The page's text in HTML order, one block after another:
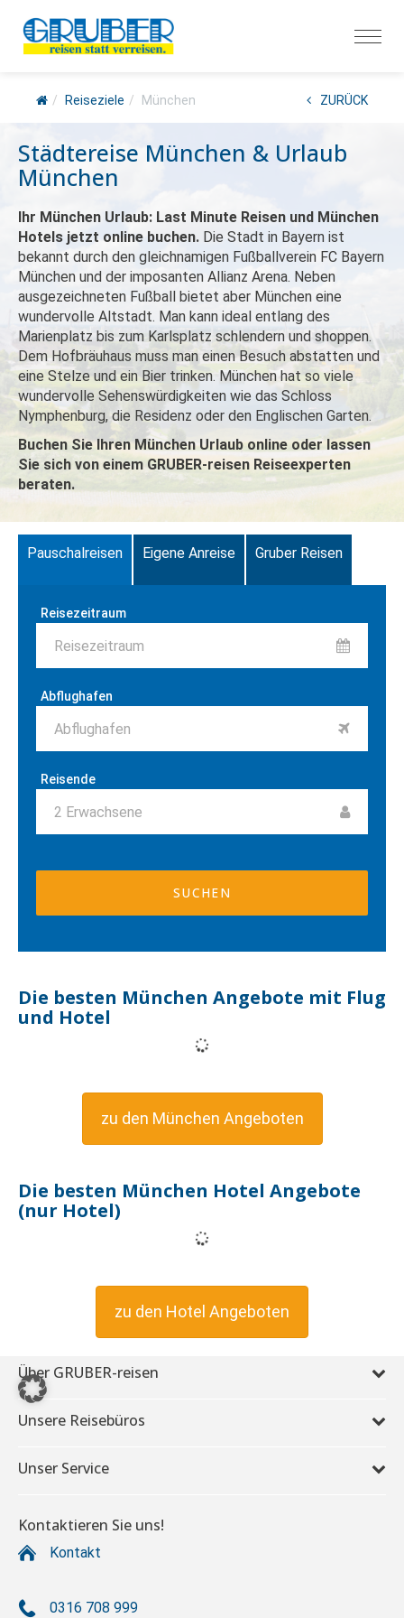
Reiseziele München ZURÜCK
Städtereise München & Urlaub
München
Ihr München Urlaub: Last Minute Reisen und München
Hotels jetzt online buchen. Die Stadt in Bayern ist
bekannt durch den gleichnamigen Fußballverein FC Bayern
München und der imposanten Allianz Arena. Neben
ausgezeichneten Fußball bietet aber München eine
wundervolle Altstadt. Man kann ideal entlang des
Marienplatz bis zum Karlsplatz schlendern und shoppen.
Dem Hofbräuhaus muss man einen Besuch abstatten und
eine Stelze und ein Bier trinken. München hat so viele
wundervolle Sehenswürdigkeiten wie das Schloss
Nymphenburg, die Residenz oder den Englischen Garten.
Buchen Sie Ihren München Urlaub online oder lassen
Sie sich von einem GRUBER-reisen Reiseexperten
beraten.
Pauschalreisen Eigene Anreise Gruber Reisen
Reisezeitraum
Reisezeitraum
Abflughafen
Abflughafen
Reisende
2 Erwachsene
Die besten München Angebote mit Flug
und Hotel
zu den München Angeboten
Die besten München Hotel Angebote
(nur Hotel)
zu den Hotel Angeboten
Über GRUBER-reisen
Unsere Reisebüros
Unser Service
Kontaktieren Sie uns!
Kontakt
0316 708 999